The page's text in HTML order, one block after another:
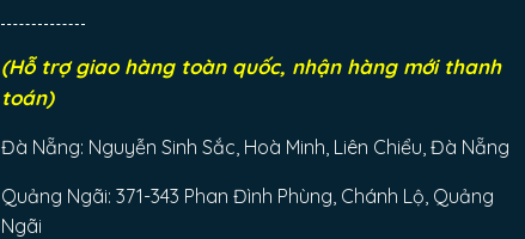
(Hỗ trợ giao hàng toàn quốc, nhận hàng mới thanh
toán)
Đà Nẵng: Nguyễn Sinh Sắc, Hoà Minh, Liên Chiểu, Đà Nẵng
Quảng Ngãi: 371-343 Phan Đình Phùng, Chánh Lộ, Quảng
Ngãi